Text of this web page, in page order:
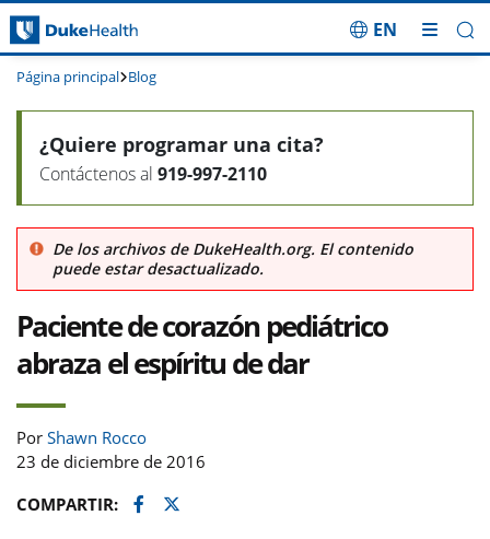
Saltar navegación
EN
Página principal Blog
De los archivos de DukeHealth.org. El contenido
puede estar desactualizado.
Paciente de corazón pediátrico
abraza el espíritu de dar
Por Shawn Rocco
23 de diciembre de 2016
COMPARTIR:
Facebook
Twitter
¿Quiere programar una cita?
Contáctenos al 919-997-2110